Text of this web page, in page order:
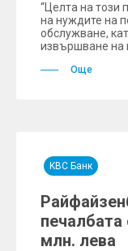
“Целта на този
на нуждите на
обслужване,
извършване на
Още
KBC Банк
млн. лева